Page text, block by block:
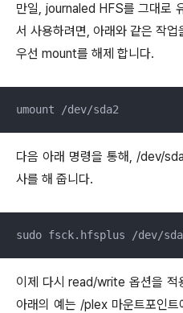
만일, journaled HFS를 그대로
서 사용하려면, 아래와 같은 작업
우선 mount를 해제 합니다.
umount /dev/sda2
다음 아래 명령을 통해, /dev/
사를 해 줍니다.
sudo fsck.hfsplus /dev/
이제 다시 read/write 옵션을 적
아래의 예는 /plex 마운트포인